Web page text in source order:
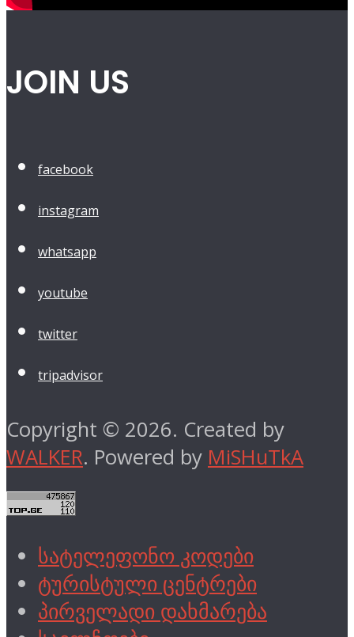
JOIN US
facebook
instagram
whatsapp
youtube
twitter
tripadvisor
Copyright © 2026. Created by
WALKER. Powered by MiSHuTkA
სატელეფონო კოდები
ტურისტული ცენტრები
პირველადი დახმარება